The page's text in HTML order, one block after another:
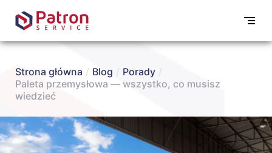
Strona główna / Blog / Porady /
Paleta przemysłowa — wszystko, co musisz
wiedzieć